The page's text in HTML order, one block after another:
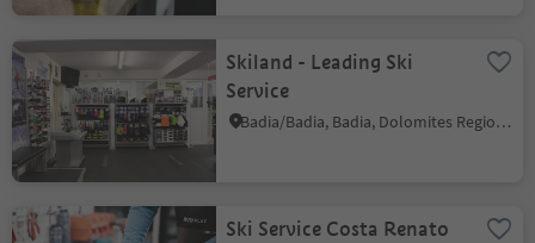
Skiland - Leading Ski
Service
Badia/Badia, Badia, Dolomites Region Alta Badia
Ski Service Costa Renato